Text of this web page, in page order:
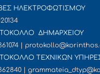
ΗΛΕΚΤΡΟΦΩΤΙΣΜΟΥ
ΔΗΜΑΡΧΕΙΟΥ
|
ΤΕΧΝΙΚΩΝ
|